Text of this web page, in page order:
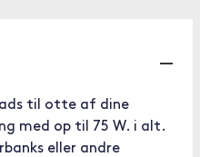
til otte af dine
med op til 75 W. i alt.
eller andre